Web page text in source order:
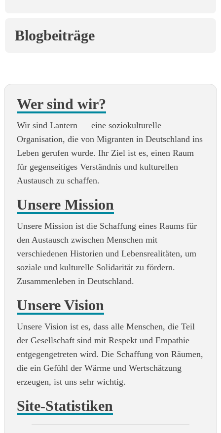
Blogbeiträge
Wer sind wir?
Wir sind Lantern — eine soziokulturelle
Organisation, die von Migranten in Deutschland ins
Leben gerufen wurde. Ihr Ziel ist es, einen Raum
für gegenseitiges Verständnis und kulturellen
Austausch zu schaffen.
Unsere Mission
Unsere Mission ist die Schaffung eines Raums für
den Austausch zwischen Menschen mit
verschiedenen Historien und Lebensrealitäten, um
soziale und kulturelle Solidarität zu fördern.
Zusammenleben in Deutschland.
Unsere Vision
Unsere Vision ist es, dass alle Menschen, die Teil
der Gesellschaft sind mit Respekt und Empathie
entgegengetreten wird. Die Schaffung von Räumen,
die ein Gefühl der Wärme und Wertschätzung
erzeugen, ist uns sehr wichtig.
Site-Statistiken